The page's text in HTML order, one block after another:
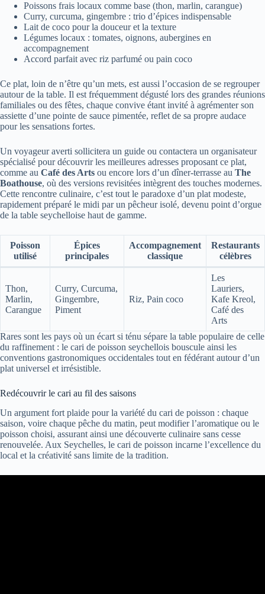
Poissons frais locaux comme base (thon, marlin, carangue)
Curry, curcuma, gingembre : trio d’épices indispensable
Lait de coco pour la douceur et la texture
Légumes locaux : tomates, oignons, aubergines en
accompagnement
Accord parfait avec riz parfumé ou pain coco
Ce plat, loin de n’être qu’un mets, est aussi l’occasion de se regrouper
autour de la table. Il est fréquemment dégusté lors des grandes réunions
familiales ou des fêtes, chaque convive étant invité à agrémenter son
assiette d’une pointe de sauce pimentée, reflet de sa propre audace
pour les sensations fortes.
Un voyageur averti sollicitera un guide ou contactera un organisateur
spécialisé pour découvrir les meilleures adresses proposant ce plat,
comme au Café des Arts ou encore lors d’un dîner-terrasse au The
Boathouse, où des versions revisitées intègrent des touches modernes.
Cette rencontre culinaire, c’est tout le paradoxe d’un plat modeste,
rapidement préparé le midi par un pêcheur isolé, devenu point d’orgue
de la table seychelloise haut de gamme.
Poisson
utilisé
Épices
principales
Accompagnement
classique
Restaurants
célèbres
Thon,
Marlin,
Carangue
Curry, Curcuma,
Gingembre,
Piment
Riz, Pain coco
Les
Lauriers,
Kafe Kreol,
Café des
Arts
Rares sont les pays où un écart si ténu sépare la table populaire de celle
du raffinement : le cari de poisson seychellois bouscule ainsi les
conventions gastronomiques occidentales tout en fédérant autour d’un
plat universel et irrésistible.
Redécouvrir le cari au fil des saisons
Un argument fort plaide pour la variété du cari de poisson : chaque
saison, voire chaque pêche du matin, peut modifier l’aromatique ou le
poisson choisi, assurant ainsi une découverte culinaire sans cesse
renouvelée. Aux Seychelles, le cari de poisson incarne l’excellence du
local et la créativité sans limite de la tradition.